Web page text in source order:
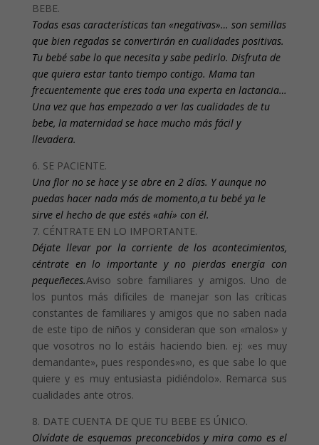
BEBE.
Todas esas características tan «negativas»… son semillas
que bien regadas se convertirán en cualidades positivas.
Tu bebé sabe lo que necesita y sabe pedirlo. Disfruta de
que quiera estar tanto tiempo contigo. Mama tan
frecuentemente que eres toda una experta en lactancia…
Una vez que has empezado a ver las cualidades de tu
bebe, la maternidad se hace mucho más fácil y
llevadera.
6. SE PACIENTE.
Una flor no se hace y se abre en 2 días. Y aunque no
puedas hacer nada más de momento,a tu bebé ya le
sirve el hecho de que estés «ahí» con él.
7. CÉNTRATE EN LO IMPORTANTE.
Déjate llevar por la corriente de los acontecimientos,
céntrate en lo importante y no pierdas energía con
pequeñeces.Aviso sobre familiares y amigos. Uno de
los puntos más difíciles de manejar son las críticas
constantes de familiares y amigos que no saben nada
de este tipo de niños y consideran que son «malos» y
que vosotros no lo estáis haciendo bien. ej: «es muy
demandante», pues respondes»no, es que sabe lo que
quiere y es muy entusiasta pidiéndolo». Remarca sus
cualidades ante otros.
8. DATE CUENTA DE QUE TU BEBE ES ÚNICO.
Olvídatede esquemas preconcebidos y mira como es el